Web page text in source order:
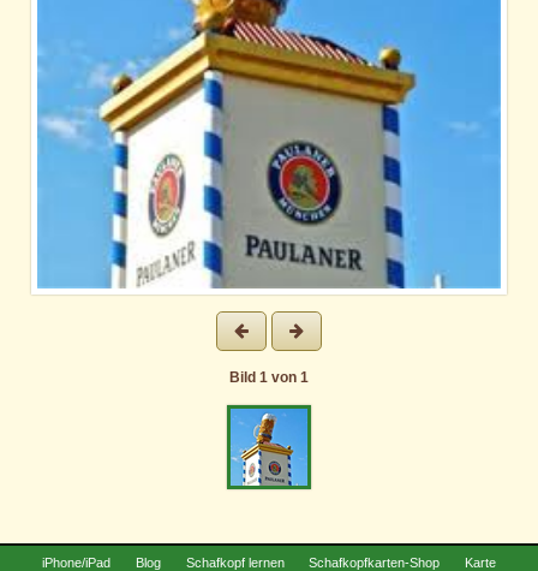
Bild 1 von 1
iPhone/iPad Blog Schafkopf lernen Schafkopfkarten-Shop Karte